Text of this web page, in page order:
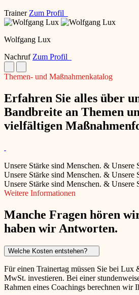
Trainer Zum Profil
Wolfgang Lux
Nachruf Zum Profil
Themen- und Maßnahmenkatalog
Erfahren Sie alles über
Bandbreite an Themen
vielfältigen
Unsere Stärke sind Menschen. & Unsere
Unsere Stärke sind Menschen. & Unsere
Unsere Stärke sind Menschen. & Unsere
Weitere Informationen
Manche Fragen hören
haben wir Antworten.
Welche Kosten entstehen?
Für einen Trainertag müssen Sie bei Lux
MwSt. investieren. Bei einer
Rahmen eines Coachings berechnen wir